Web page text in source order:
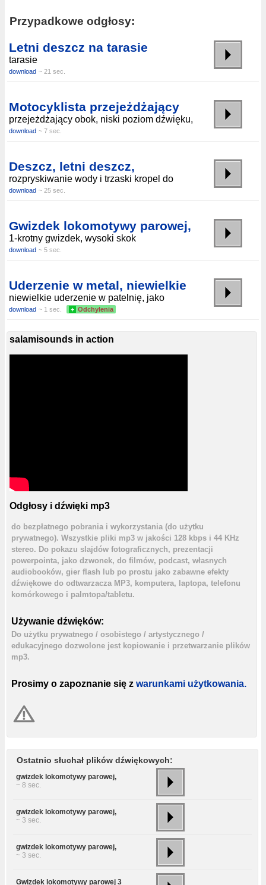
Przypadkowe odgłosy:
Letni deszcz na tarasie
tarasie
download ~ 21 sec.
Motocyklista przejeżdżający
przejeżdżający obok, niski poziom dźwięku,
download ~ 7 sec.
Deszcz, letni deszcz,
rozpryskiwanie wody i trzaski kropel do
download ~ 25 sec.
Gwizdek lokomotywy parowej,
1-krotny gwizdek, wysoki skok
download ~ 5 sec.
Uderzenie w metal, niewielkie
niewielkie uderzenie w patelnię, jako
download ~ 1 sec. + Odchylenia
salamisounds in action
Odgłosy i dźwięki mp3
do bezpłatnego pobrania i wykorzystania (do użytku
prywatnego). Wszystkie pliki mp3 w jakości 128 kbps i 44 KHz
stereo. Do pokazu slajdów fotograficznych, prezentacji
powerpointa, jako dzwonek, do filmów, podcast, własnych
audiobooków, gier flash lub po prostu jako zabawne efekty
dźwiękowe do odtwarzacza MP3, komputera, laptopa, telefonu
komórkowego i palmtopa/tabletu.
Używanie dźwięków:
Do użytku prywatnego / osobistego / artystycznego /
edukacyjnego dozwolone jest kopiowanie i przetwarzanie plików
mp3.
Prosimy o zapoznanie się z warunkami użytkowania.
Ostatnio słuchał plików dźwiękowych:
gwizdek lokomotywy parowej,
~ 8 sec.
gwizdek lokomotywy parowej,
~ 3 sec.
gwizdek lokomotywy parowej,
~ 3 sec.
Gwizdek lokomotywy parowej 3